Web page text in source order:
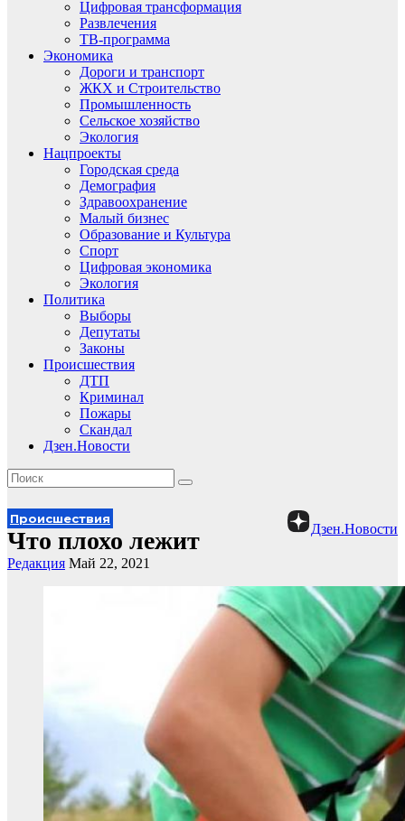
Цифровая трансформация
Развлечения
ТВ-программа
Экономика
Дороги и транспорт
ЖКХ и Строительство
Промышленность
Сельское хозяйство
Экология
Нацпроекты
Городская среда
Демография
Здравоохранение
Малый бизнес
Образование и Культура
Спорт
Цифровая экономика
Экология
Политика
Выборы
Депутаты
Законы
Происшествия
ДТП
Криминал
Пожары
Скандал
Дзен.Новости
Дзен.Новости
Происшествия
Что плохо лежит
Редакция Май 22, 2021